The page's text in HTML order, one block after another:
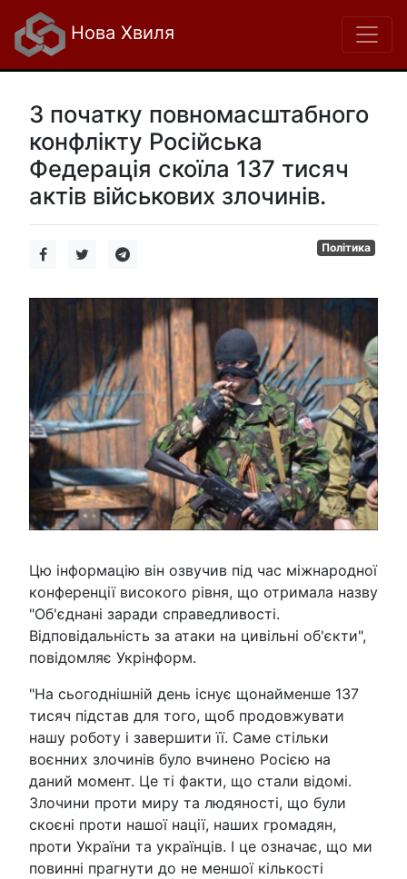
Нова Хвиля
З початку повномасштабного
конфлікту Російська
Федерація скоїла 137 тисяч
актів військових злочинів.
Політика
Цю інформацію він озвучив під час міжнародної
конференції високого рівня, що отримала назву
"Об'єднані заради справедливості.
Відповідальність за атаки на цивільні об'єкти",
повідомляє Укрінформ.
"На сьогоднішній день існує щонайменше 137
тисяч підстав для того, щоб продовжувати
нашу роботу і завершити її. Саме стільки
воєнних злочинів було вчинено Росією на
даний момент. Це ті факти, що стали відомі.
Злочини проти миру та людяності, що були
скоєні проти нашої нації, наших громадян,
проти України та українців. І це означає, що ми
повинні прагнути до не меншої кількості